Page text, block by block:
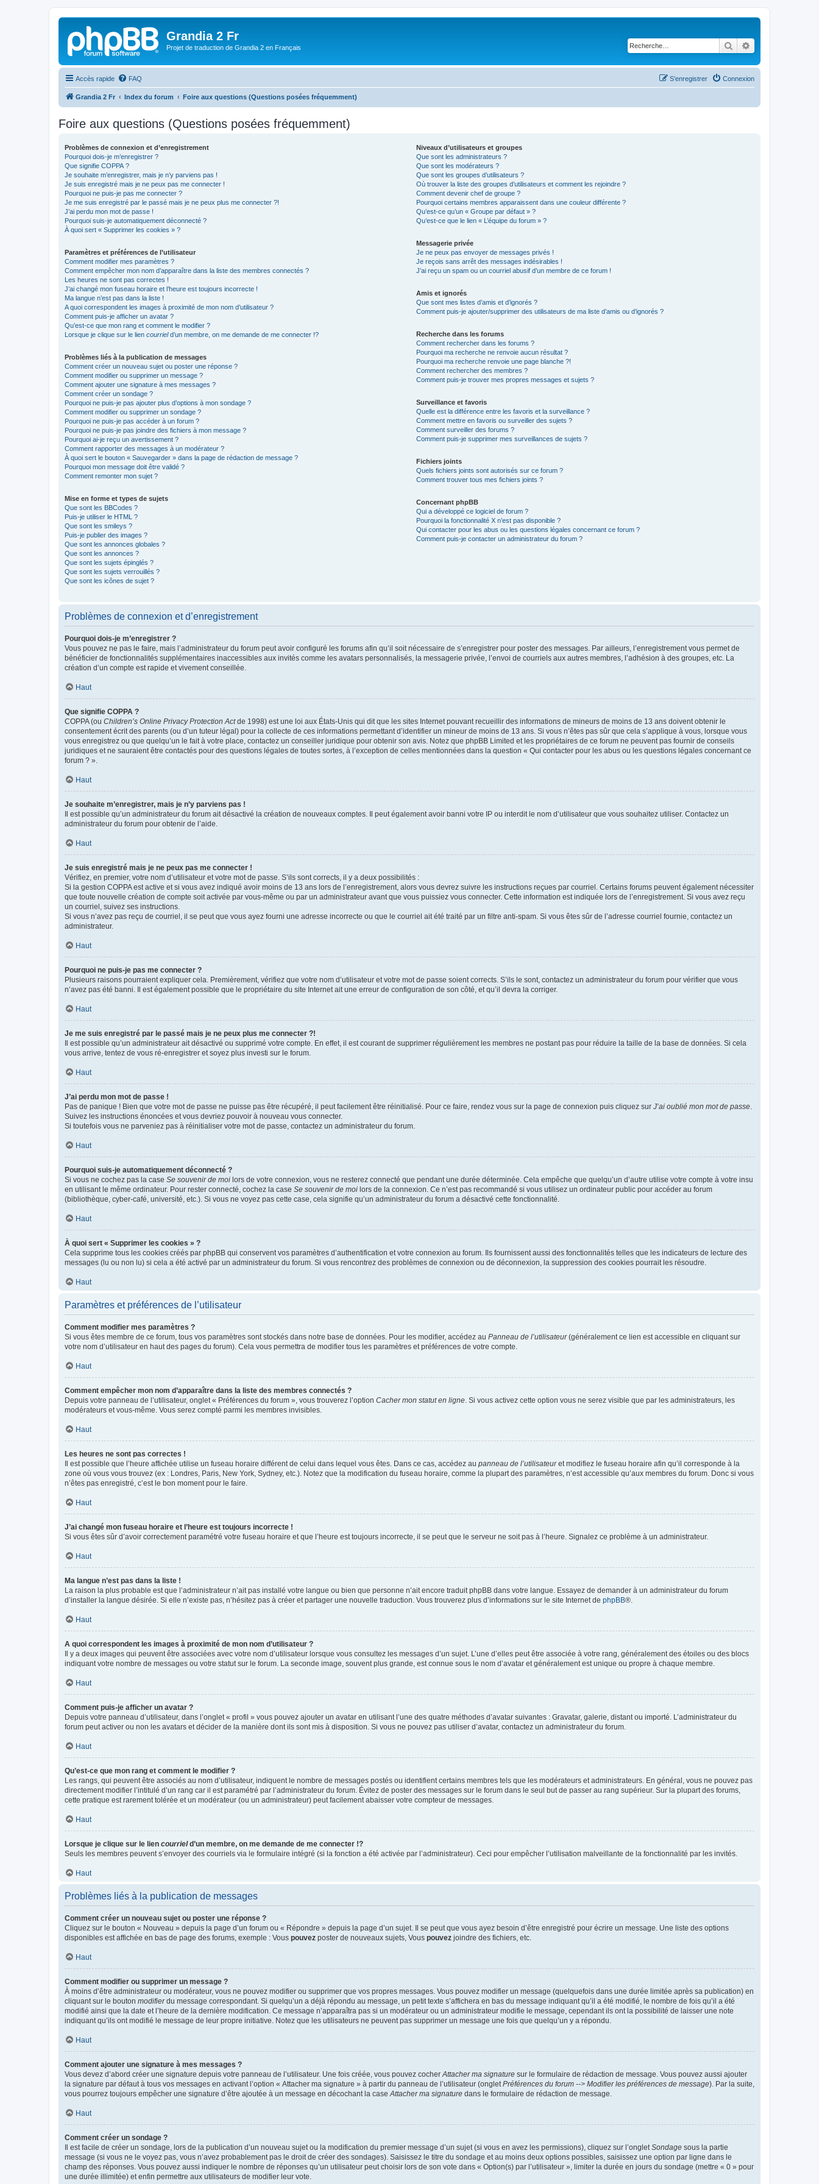
Grandia 2 Fr
Projet de traduction de Grandia 2 en Français Rechercher
Accès rapide FAQ Connexion
S’enregistrer
Grandia 2 Fr Index du forum Foire aux questions (Questions posées fréquemment)
Foire aux questions (Questions posées fréquemment)
Problèmes de connexion et d’enregistrement
Pourquoi dois-je m’enregistrer ?
Que signifie COPPA ?
Je souhaite m’enregistrer, mais je n’y parviens pas !
Je suis enregistré mais je ne peux pas me connecter !
Pourquoi ne puis-je pas me connecter ?
Je me suis enregistré par le passé mais je ne peux plus me connecter ?!
J’ai perdu mon mot de passe !
Pourquoi suis-je automatiquement déconnecté ?
À quoi sert « Supprimer les cookies » ?
Paramètres et préférences de l’utilisateur
Comment modifier mes paramètres ?
Comment empêcher mon nom d’apparaître dans la liste des membres connectés ?
Les heures ne sont pas correctes !
J’ai changé mon fuseau horaire et l’heure est toujours incorrecte !
Ma langue n’est pas dans la liste !
A quoi correspondent les images à proximité de mon nom d’utilisateur ?
Comment puis-je afficher un avatar ?
Qu’est-ce que mon rang et comment le modifier ?
Lorsque je clique sur le lien courrield’un membre, on me demande de me connecter !?
Problèmes liés à la publication de messages
Comment créer un nouveau sujet ou poster une réponse ?
Comment modifier ou supprimer un message ?
Comment ajouter une signature à mes messages ?
Comment créer un sondage ?
Pourquoi ne puis-je pas ajouter plus d’options à mon sondage ?
Comment modifier ou supprimer un sondage ?
Pourquoi ne puis-je pas accéder à un forum ?
Pourquoi ne puis-je pas joindre des fichiers à mon message ?
Pourquoi ai-je reçu un avertissement ?
Comment rapporter des messages à un modérateur ?
À quoi sert le bouton « Sauvegarder » dans la page de rédaction de message ?
Pourquoi mon message doit être validé ?
Comment remonter mon sujet ?
Mise en forme et types de sujets
Que sont les BBCodes ?
Puis-je utiliser le HTML ?
Que sont les smileys ?
Puis-je publier des images ?
Que sont les annonces globales ?
Que sont les annonces ?
Que sont les sujets épinglés ?
Que sont les sujets verrouillés ?
Que sont les icônes de sujet ?
Niveaux d’utilisateurs et groupes
Que sont les administrateurs ?
Que sont les modérateurs ?
Que sont les groupes d’utilisateurs ?
Où trouver la liste des groupes d’utilisateurs et comment les rejoindre ?
Comment devenir chef de groupe ?
Pourquoi certains membres apparaissent dans une couleur différente ?
Qu’est-ce qu’un « Groupe par défaut » ?
Qu’est-ce que le lien « L’équipe du forum » ?
Messagerie privée
Je ne peux pas envoyer de messages privés !
Je reçois sans arrêt des messages indésirables !
J’ai reçu un spam ou un courriel abusif d’un membre de ce forum !
Amis et ignorés
Que sont mes listes d’amis et d’ignorés ?
Comment puis-je ajouter/supprimer des utilisateurs de ma liste d’amis ou d’ignorés ?
Recherche dans les forums
Comment rechercher dans les forums ?
Pourquoi ma recherche ne renvoie aucun résultat ?
Pourquoi ma recherche renvoie une page blanche ?!
Comment rechercher des membres ?
Comment puis-je trouver mes propres messages et sujets ?
Surveillance et favoris
Quelle est la différence entre les favoris et la surveillance ?
Comment mettre en favoris ou surveiller des sujets ?
Comment surveiller des forums ?
Comment puis-je supprimer mes surveillances de sujets ?
Fichiers joints
Quels fichiers joints sont autorisés sur ce forum ?
Comment trouver tous mes fichiers joints ?
Concernant phpBB
Qui a développé ce logiciel de forum ?
Pourquoi la fonctionnalité X n’est pas disponible ?
Qui contacter pour les abus ou les questions légales concernant ce forum ?
Comment puis-je contacter un administrateur du forum ?
Problèmes de connexion et d’enregistrement
Pourquoi dois-je m’enregistrer ?
Vous pouvez ne pas le faire, mais l’administrateur du forum peut avoir configuré les forums afin qu’il soit nécessaire de s’enregistrer pour poster des messages. Par ailleurs, l’enregistrement vous permet de
bénéficier de fonctionnalités supplémentaires inaccessibles aux invités comme les avatars personnalisés, la messagerie privée, l’envoi de courriels aux autres membres, l’adhésion à des groupes, etc. La
création d’un compte est rapide et vivement conseillée.
Haut
Que signifie COPPA ?
COPPA (ou Children’s Online Privacy Protection Actde 1998) est une loi aux États-Unis qui dit que les sites Internet pouvant recueillir des informations de mineurs de moins de 13 ans doivent obtenir le
consentement écrit des parents (ou d’un tuteur légal) pour la collecte de ces informations permettant d’identifier un mineur de moins de 13 ans. Si vous n’êtes pas sûr que cela s’applique à vous, lorsque vous
vous enregistrez ou que quelqu’un le fait à votre place, contactez un conseiller juridique pour obtenir son avis. Notez que phpBB Limited et les propriétaires de ce forum ne peuvent pas fournir de conseils
juridiques et ne sauraient être contactés pour des questions légales de toutes sortes, à l’exception de celles mentionnées dans la question « Qui contacter pour les abus ou les questions légales concernant ce
forum ? ».
Haut
Je souhaite m’enregistrer, mais je n’y parviens pas !
Il est possible qu’un administrateur du forum ait désactivé la création de nouveaux comptes. Il peut également avoir banni votre IP ou interdit le nom d’utilisateur que vous souhaitez utiliser. Contactez un
administrateur du forum pour obtenir de l’aide.
Haut
Je suis enregistré mais je ne peux pas me connecter !
Vérifiez, en premier, votre nom d’utilisateur et votre mot de passe. S’ils sont corrects, il y a deux possibilités :
Si la gestion COPPA est active et si vous avez indiqué avoir moins de 13 ans lors de l’enregistrement, alors vous devrez suivre les instructions reçues par courriel. Certains forums peuvent également nécessiter
que toute nouvelle création de compte soit activée par vous-même ou par un administrateur avant que vous puissiez vous connecter. Cette information est indiquée lors de l’enregistrement. Si vous avez reçu
un courriel, suivez ses instructions.
Si vous n’avez pas reçu de courriel, il se peut que vous ayez fourni une adresse incorrecte ou que le courriel ait été traité par un filtre anti-spam. Si vous êtes sûr de l’adresse courriel fournie, contactez un
administrateur.
Haut
Pourquoi ne puis-je pas me connecter ?
Plusieurs raisons pourraient expliquer cela. Premièrement, vérifiez que votre nom d’utilisateur et votre mot de passe soient corrects. S’ils le sont, contactez un administrateur du forum pour vérifier que vous
n’avez pas été banni. Il est également possible que le propriétaire du site Internet ait une erreur de configuration de son côté, et qu’il devra la corriger.
Haut
Je me suis enregistré par le passé mais je ne peux plus me connecter ?!
Il est possible qu’un administrateur ait désactivé ou supprimé votre compte. En effet, il est courant de supprimer régulièrement les membres ne postant pas pour réduire la taille de la base de données. Si cela
vous arrive, tentez de vous ré-enregistrer et soyez plus investi sur le forum.
Haut
J’ai perdu mon mot de passe !
Pas de panique ! Bien que votre mot de passe ne puisse pas être récupéré, il peut facilement être réinitialisé. Pour ce faire, rendez vous sur la page de connexion puis cliquez sur J’ai oublié mon mot de passe
Suivez les instructions énoncées et vous devriez pouvoir à nouveau vous connecter.
Si toutefois vous ne parveniez pas à réinitialiser votre mot de passe, contactez un administrateur du forum.
Haut
Pourquoi suis-je automatiquement déconnecté ?
Si vous ne cochez pas la case Se souvenir de moi lors de votre connexion, vous ne resterez connecté que pendant une durée déterminée. Cela empêche que quelqu’un d’autre utilise votre compte à votre insu
en utilisant le même ordinateur. Pour rester connecté, cochez la case Se souvenir de moi lors de la connexion. Ce n’est pas recommandé si vous utilisez un ordinateur public pour accéder au forum
(bibliothèque, cyber-café, université, etc.). Si vous ne voyez pas cette case, cela signifie qu’un administrateur du forum a désactivé cette fonctionnalité.
Haut
À quoi sert « Supprimer les cookies » ?
Cela supprime tous les cookies créés par phpBB qui conservent vos paramètres d’authentification et votre connexion au forum. Ils fournissent aussi des fonctionnalités telles que les indicateurs de lecture des
messages (lu ou non lu) si cela a été activé par un administrateur du forum. Si vous rencontrez des problèmes de connexion ou de déconnexion, la suppression des cookies pourrait les résoudre.
Haut
Paramètres et préférences de l’utilisateur
Comment modifier mes paramètres ?
Si vous êtes membre de ce forum, tous vos paramètres sont stockés dans notre base de données. Pour les modifier, accédez au Panneau de l’utilisateur(généralement ce lien est accessible en cliquant sur
votre nom d’utilisateur en haut des pages du forum). Cela vous permettra de modifier tous les paramètres et préférences de votre compte.
Haut
Comment empêcher mon nom d’apparaître dans la liste des membres connectés ?
Depuis votre panneau de l’utilisateur, onglet « Préférences du forum », vous trouverez l’option Cacher mon statut en ligne . Si vous activez cette option vous ne serez visible que par les administrateurs, les
modérateurs et vous-même. Vous serez compté parmi les membres invisibles.
Haut
Les heures ne sont pas correctes !
Il est possible que l’heure affichée utilise un fuseau horaire différent de celui dans lequel vous êtes. Dans ce cas, accédez au panneau de l’utilisateuret modifiez le fuseau horaire afin qu’il corresponde à la
zone où vous vous trouvez (ex : Londres, Paris, New York, Sydney, etc.). Notez que la modification du fuseau horaire, comme la plupart des paramètres, n’est accessible qu’aux membres du forum. Donc si vous
n’êtes pas enregistré, c’est le bon moment pour le faire.
Haut
J’ai changé mon fuseau horaire et l’heure est toujours incorrecte !
Si vous êtes sûr d’avoir correctement paramétré votre fuseau horaire et que l’heure est toujours incorrecte, il se peut que le serveur ne soit pas à l’heure. Signalez ce problème à un administrateur.
Haut
Ma langue n’est pas dans la liste !
La raison la plus probable est que l’administrateur n’ait pas installé votre langue ou bien que personne n’ait encore traduit phpBB dans votre langue. Essayez de demander à un administrateur du forum
d’installer la langue désirée. Si elle n’existe pas, n’hésitez pas à créer et partager une nouvelle traduction. Vous trouverez plus d’informations sur le site Internet de phpBB®.
Haut
A quoi correspondent les images à proximité de mon nom d’utilisateur ?
Il y a deux images qui peuvent être associées avec votre nom d’utilisateur lorsque vous consultez les messages d’un sujet. L’une d’elles peut être associée à votre rang, généralement des étoiles ou des blocs
indiquant votre nombre de messages ou votre statut sur le forum. La seconde image, souvent plus grande, est connue sous le nom d’avatar et généralement est unique ou propre à chaque membre.
Haut
Comment puis-je afficher un avatar ?
Depuis votre panneau d’utilisateur, dans l’onglet « profil » vous pouvez ajouter un avatar en utilisant l’une des quatre méthodes d’avatar suivantes : Gravatar, galerie, distant ou importé. L’administrateur du
forum peut activer ou non les avatars et décider de la manière dont ils sont mis à disposition. Si vous ne pouvez pas utiliser d’avatar, contactez un administrateur du forum.
Haut
Qu’est-ce que mon rang et comment le modifier ?
Les rangs, qui peuvent être associés au nom d’utilisateur, indiquent le nombre de messages postés ou identifient certains membres tels que les modérateurs et administrateurs. En général, vous ne pouvez pas
directement modifier l’intitulé d’un rang car il est paramétré par l’administrateur du forum. Évitez de poster des messages sur le forum dans le seul but de passer au rang supérieur. Sur la plupart des forums,
cette pratique est rarement tolérée et un modérateur (ou un administrateur) peut facilement abaisser votre compteur de messages.
Haut
Lorsque je clique sur le lien courrield’un membre, on me demande de me connecter !?
Seuls les membres peuvent s’envoyer des courriels via le formulaire intégré (si la fonction a été activée par l’administrateur). Ceci pour empêcher l’utilisation malveillante de la fonctionnalité par les invités.
Haut
Problèmes liés à la publication de messages
Comment créer un nouveau sujet ou poster une réponse ?
Cliquez sur le bouton « Nouveau » depuis la page d’un forum ou « Répondre » depuis la page d’un sujet. Il se peut que vous ayez besoin d’être enregistré pour écrire un message. Une liste des options
disponibles est affichée en bas de page des forums, exemple : Vous pouvez poster de nouveaux sujets, Vous pouvez joindre des fichiers, etc.
Haut
Comment modifier ou supprimer un message ?
À moins d’être administrateur ou modérateur, vous ne pouvez modifier ou supprimer que vos propres messages. Vous pouvez modifier un message (quelquefois dans une durée limitée après sa publication) en
cliquant sur le bouton modifierdu message correspondant. Si quelqu’un a déjà répondu au message, un petit texte s’affichera en bas du message indiquant qu’il a été modifié, le nombre de fois qu’il a été
modifié ainsi que la date et l’heure de la dernière modification. Ce message n’apparaîtra pas si un modérateur ou un administrateur modifie le message, cependant ils ont la possibilité de laisser une note
indiquant qu’ils ont modifié le message de leur propre initiative. Notez que les utilisateurs ne peuvent pas supprimer un message une fois que quelqu’un y a répondu.
Haut
Comment ajouter une signature à mes messages ?
Vous devez d’abord créer une signature depuis votre panneau de l’utilisateur. Une fois créée, vous pouvez cocher Attacher ma signature sur le formulaire de rédaction de message. Vous pouvez aussi ajouter
la signature par défaut à tous vos messages en activant l’option « Attacher ma signature » à partir du panneau de l’utilisateur (onglet Préférences du forum --> Modifier les préférences de message). Par la suite,
vous pourrez toujours empêcher une signature d’être ajoutée à un message en décochant la case Attacher ma signature dans le formulaire de rédaction de message.
Haut
Comment créer un sondage ?
Il est facile de créer un sondage, lors de la publication d’un nouveau sujet ou la modification du premier message d’un sujet (si vous en avez les permissions), cliquez sur l’onglet Sondage sous la partie
message (si vous ne le voyez pas, vous n’avez probablement pas le droit de créer des sondages). Saisissez le titre du sondage et au moins deux options possibles, saisissez une option par ligne dans le
champ des réponses. Vous pouvez aussi indiquer le nombre de réponses qu’un utilisateur peut choisir lors de son vote dans « Option(s) par l’utilisateur », limiter la durée en jours du sondage (mettre « 0 » pour
une durée illimitée) et enfin permettre aux utilisateurs de modifier leur vote.